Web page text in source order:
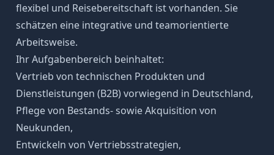
flexibel und Reisebereitschaft ist vorhanden. Sie
schätzen eine integrative und teamorientierte
Arbeitsweise.
Ihr Aufgabenbereich beinhaltet:
Vertrieb von technischen Produkten und
Dienstleistungen (B2B) vorwiegend in Deutschland,
Pflege von Bestands- sowie Akquisition von
Neukunden,
Entwickeln von Vertriebsstrategien,